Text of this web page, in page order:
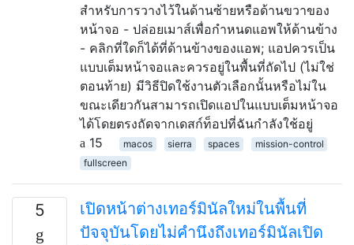
สำหรับการวางไว้ในด้านซ้ายหรือด้านขวาของ
หน้าจอ - ปล่อยเมาส์เพื่อกำหนดแอพให้ด้านข้าง
- คลิกที่ใดก็ได้ที่ด้านข้างของแอพ; แอปควรเป็น
แบบเต็มหน้าจอและควรอยู่ในพื้นที่ถัดไป (ไม่ใช่
ตอนท้าย) มีวิธีปิดใช้งานตัวเลือกนั้นหรือไม่ใน
ขณะเดียวกันสามารถเปิดแอปในแบบเต็มหน้าจอ
ได้โดยตรงถัดจากเดสก์ท็อปที่ฉันกำลังใช้อยู่
15
macos sierra spaces
mission-control
fullscreen
5
เปิดหน้าต่างเทอร์มินัลใหม่ในพื้นที่
ปัจจุบันโดยไม่คำนึงถึงเทอร์มินัลเปิด